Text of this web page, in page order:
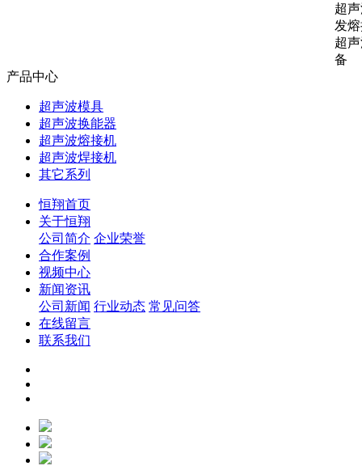
超
发
超
备
产品中心
超声波模具
超声波换能器
超声波熔接机
超声波焊接机
其它系列
恒翔首页
关于恒翔
公司简介 企业荣誉
合作案例
视频中心
新闻资讯
公司新闻 行业动态 常见问答
在线留言
联系我们